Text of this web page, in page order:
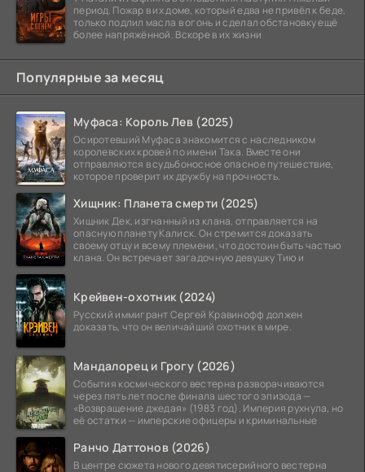
период. Пожар в их доме, который едва не привёл к беде,
только подлил масла в огонь и сделал обстановку ещё
более напряжённой. Вскоре в их жизни
Популярные за месяц
Муфаса: Король Лев (2025)
Осиротевший Муфаса знакомится с наследником
королевских кровей по имени Така. Вместе они
отправляются в судьбоносное опасное путешествие,
которое проверит их дружбу на прочность.
Хищник: Планета смерти (2025)
Хищник Дек, изгнанный из клана, отправляется на
опасную планету Калиск. Он стремится доказать
своему отцу и всему племени, что достоин быть частью
клана. Он встречает загадочную девушку Тию и
Крейвен-охотник (2024)
Русский иммигрант Сергей Кравинофф должен
доказать, что он величайший охотник в мире.
Мандалорец и Грогу (2026)
События космического вестерна разворачиваются
через пять лет после финала шестого эпизода —
«Возвращение джедая» (1983 год). Империя рухнула, но
её остатки — имперские офицеры и криминальные
Ранчо Даттонов (2026)
В центре сюжета нового девятисерийного вестерна